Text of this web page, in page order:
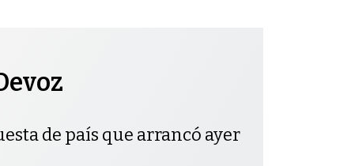
de país que arrancó ayer